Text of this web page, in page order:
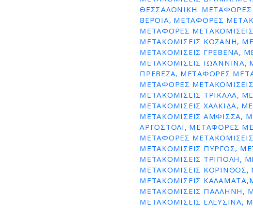
ΘΕΣΣΑΛΟΝΙΚΗ.
ΒΕΡΟΙΑ, ΜΕΤΑΦΟΡΕΣ
ΜΕΤΑΦΟΡΕΣ
ΜΕΤΑΚΟΜΙΣΕΙΣ ΚΟΖΑΝΗ,
ΜΕΤΑΚΟΜΙΣΕΙΣ ΓΡΕΒΕΝΑ,
ΜΕΤΑΚΟΜΙΣΕΙΣ
ΠΡΕΒΕΖΑ, ΜΕΤΑΦΟΡΕΣ
ΜΕΤΑΦΟΡΕΣ
ΜΕΤΑΚΟΜΙΣΕΙΣ ΤΡΙΚΑΛΑ,
ΜΕΤΑΚΟΜΙΣΕΙΣ ΧΑΛΚΙΔΑ,
ΜΕΤΑΚΟΜΙΣΕΙΣ ΑΜΦΙΣΣΑ,
ΑΡΓΟΣΤΟΛΙ, ΜΕΤΑΦΟΡΕΣ
ΜΕΤΑΦΟΡΕΣ
ΜΕΤΑΚΟΜΙΣΕΙΣ ΠΥΡΓΟΣ,
ΜΕΤΑΚΟΜΙΣΕΙΣ ΤΡΙΠΟΛΗ,
ΜΕΤΑΚΟΜΙΣΕΙΣ
ΜΕΤΑΚΟΜΙΣΕΙΣ
ΜΕΤΑΚΟΜΙΣΕΙΣ ΠΑΛΛΗΝΗ,
ΜΕΤΑΚΟΜΙΣΕΙΣ ΕΛΕΥΣΙΝΑ,